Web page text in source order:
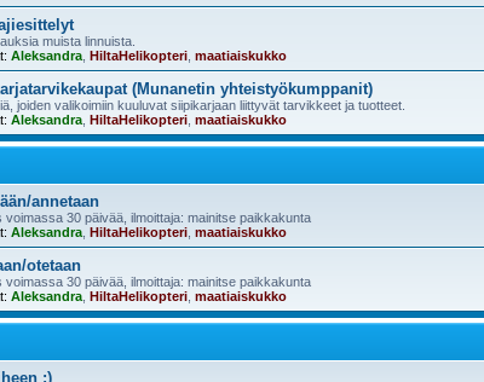
muista linnuista.
Aleksandra HiltaHelikopteri maatiaiskukko
(Munanetin yhteistyökumppanit)
joiden valikoimiin kuuluvat siipikarjaan liittyvät tarvikkeet ja tuotteet.
Aleksandra HiltaHelikopteri maatiaiskukko
annetaan
voimassa 30 päivää, ilmoittaja: mainitse paikkakunta
Aleksandra HiltaHelikopteri maatiaiskukko
otetaan
voimassa 30 päivää, ilmoittaja: mainitse paikkakunta
Aleksandra HiltaHelikopteri maatiaiskukko
:)